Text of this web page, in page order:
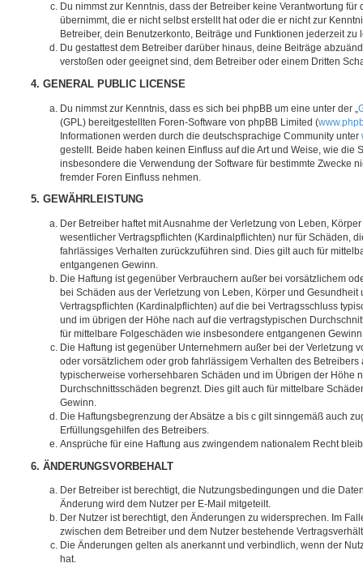
Du nimmst zur Kenntnis, dass der Betreiber keine Verantwortung für
übernimmt, die er nicht selbst erstellt hat oder die er nicht zur
Betreiber, dein Benutzerkonto, Beiträge und Funktionen jederzeit zu
Du gestattest dem Betreiber darüber hinaus, deine Beiträge
verstoßen oder geeignet sind, dem Betreiber oder einem Dritten
4. GENERAL PUBLIC LICENSE
Du nimmst zur Kenntnis, dass es sich bei phpBB um eine unter der „
(GPL) bereitgestellten Foren-Software von phpBB Limited (
Informationen werden durch die deutschsprachige Community unter
gestellt. Beide haben keinen Einfluss auf die Art und Weise, wie die
insbesondere die Verwendung der Software für bestimmte Zwecke
fremder Foren Einfluss nehmen.
5. GEWÄHRLEISTUNG
Der Betreiber haftet mit Ausnahme der Verletzung von Leben,
wesentlicher Vertragspflichten (Kardinalpflichten) nur für Schäden,
fahrlässiges Verhalten zurückzuführen sind. Dies gilt auch für
entgangenen Gewinn.
Die Haftung ist gegenüber Verbrauchern außer bei vorsätzlichem
bei Schäden aus der Verletzung von Leben, Körper und
Vertragspflichten (Kardinalpflichten) auf die bei Vertragsschluss
und im übrigen der Höhe nach auf die vertragstypischen
für mittelbare Folgeschäden wie insbesondere entgangenen
Die Haftung ist gegenüber Unternehmern außer bei der Verletzung
oder vorsätzlichem oder grob fahrlässigem Verhalten des Betreibers
typischerweise vorhersehbaren Schäden und im Übrigen der Höhe
Durchschnittsschäden begrenzt. Dies gilt auch für mittelbare
Gewinn.
Die Haftungsbegrenzung der Absätze a bis c gilt sinngemäß auch
Erfüllungsgehilfen des Betreibers.
Ansprüche für eine Haftung aus zwingendem nationalem Recht
6. ÄNDERUNGSVORBEHALT
Der Betreiber ist berechtigt, die Nutzungsbedingungen und die
Änderung wird dem Nutzer per E-Mail mitgeteilt.
Der Nutzer ist berechtigt, den Änderungen zu widersprechen. Im
zwischen dem Betreiber und dem Nutzer bestehende
Die Änderungen gelten als anerkannt und verbindlich, wenn der
hat.